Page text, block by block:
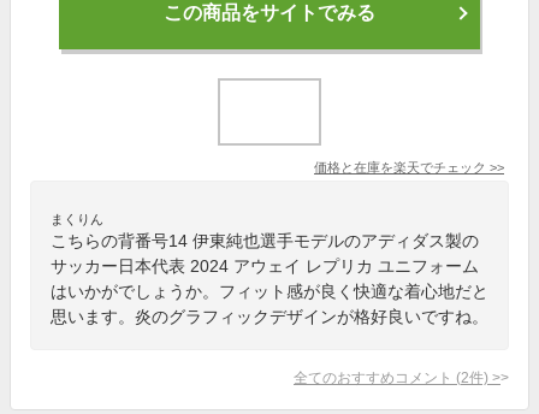
この商品をサイトでみる
価格と在庫を楽天でチェック >>
まくりん
こちらの背番号14 伊東純也選手モデルのアディダス製の
サッカー日本代表 2024 アウェイ レプリカ ユニフォーム
はいかがでしょうか。フィット感が良く快適な着心地だと
思います。炎のグラフィックデザインが格好良いですね。
全てのおすすめコメント (2件) >